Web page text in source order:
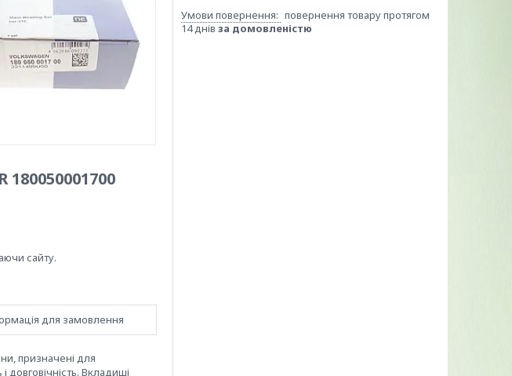
180050001700
сайту.
для замовлення
призначені для
довговічність. Вкладиші
повернення товару протягом
14 днів за домовленістю